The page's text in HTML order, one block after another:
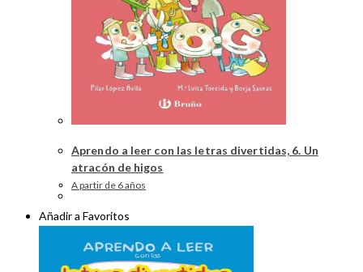
Aprendo a leer con las letras divertidas, 6. Un
atracón de higos
A partir de 6 años
Añadir a Favoritos